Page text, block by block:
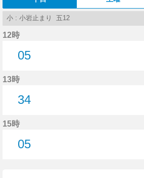
小 : 小岩止まり 五12
12時
05
13時
34
15時
05